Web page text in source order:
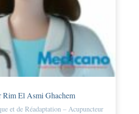
Rim El Asmi Ghachem
et de Réadaptation – Acupuncteur